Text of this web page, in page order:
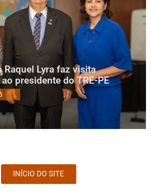
Raquel Lyra faz visita
presidente do TRE-PE
INÍCIO DO SITE